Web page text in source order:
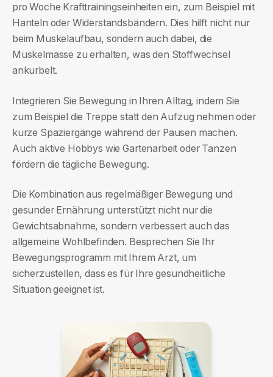
pro Woche Krafttrainingseinheiten ein, zum Beispiel mit
Hanteln oder Widerstandsbändern. Dies hilft nicht nur
beim Muskelaufbau, sondern auch dabei, die
Muskelmasse zu erhalten, was den Stoffwechsel
ankurbelt.
Integrieren Sie Bewegung in Ihren Alltag, indem Sie
zum Beispiel die Treppe statt den Aufzug nehmen oder
kurze Spaziergänge während der Pausen machen.
Auch aktive Hobbys wie Gartenarbeit oder Tanzen
fördern die tägliche Bewegung.
Die Kombination aus regelmäßiger Bewegung und
gesunder Ernährung unterstützt nicht nur die
Gewichtsabnahme, sondern verbessert auch das
allgemeine Wohlbefinden. Besprechen Sie Ihr
Bewegungsprogramm mit Ihrem Arzt, um
sicherzustellen, dass es für Ihre gesundheitliche
Situation geeignet ist.